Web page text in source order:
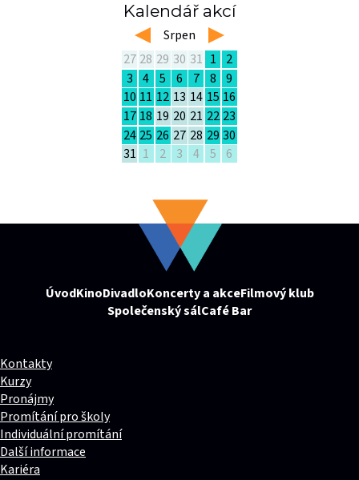
Kalendář akcí
left Srpen right
27 28 29 30 31 1
2
3
4 5 6 7 8
9
10 11 12 13 14 15 16
17 18 19 20 21 22 23
24 25 26 27 28 29 30
31 1 2 3 4 5 6
ÚvodKinoDivadloKoncerty a akceFilmový klub
Společenský sálCafé Bar
Kontakty
Kurzy
Pronájmy
Promítání pro školy
Individuální promítání
Další informace
Kariéra